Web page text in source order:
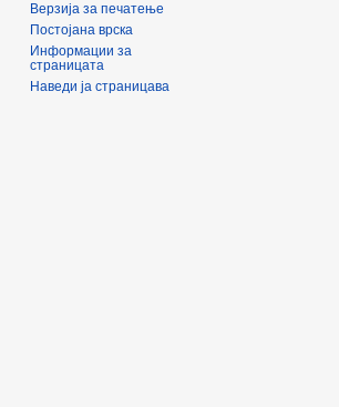
Верзија за печатење
Постојана врска
Информации за
страницата
Наведи ја страницава